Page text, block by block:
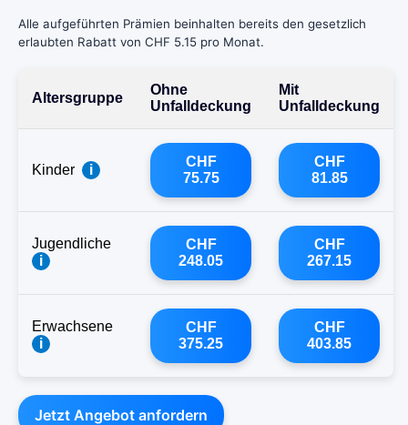
Alle aufgeführten Prämien beinhalten bereits den gesetzlich
erlaubten Rabatt von CHF 5.15 pro Monat.
Altersgruppe
Ohne
Unfalldeckung
Mit
Unfalldeckung
Kinder i
CHF
75.75
CHF
81.85
Jugendliche
i
CHF
248.05
CHF
267.15
Erwachsene
i
CHF
375.25
CHF
403.85
Jetzt Angebot anfordern